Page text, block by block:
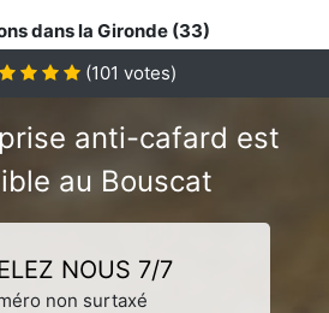
dans la Gironde (33)
(101 votes)
anti-cafard est
au Bouscat
NOUS 7/7
non surtaxé